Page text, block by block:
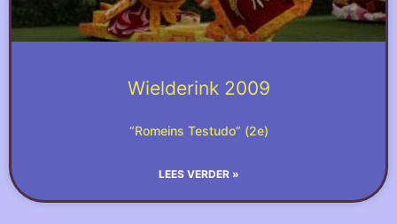
Wielderink 2009
“Romeins Testudo” (2e)
LEES VERDER »